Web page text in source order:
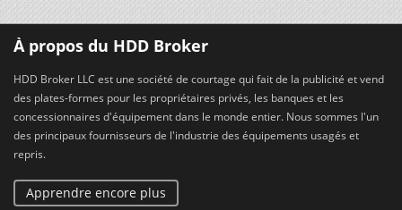
À propos du HDD Broker
HDD Broker LLC est une société de courtage qui fait de la publicité et vend
des plates-formes pour les propriétaires privés, les banques et les
concessionnaires d'équipement dans le monde entier. Nous sommes l'un
des principaux fournisseurs de l'industrie des équipements usagés et
repris.
Apprendre encore plus